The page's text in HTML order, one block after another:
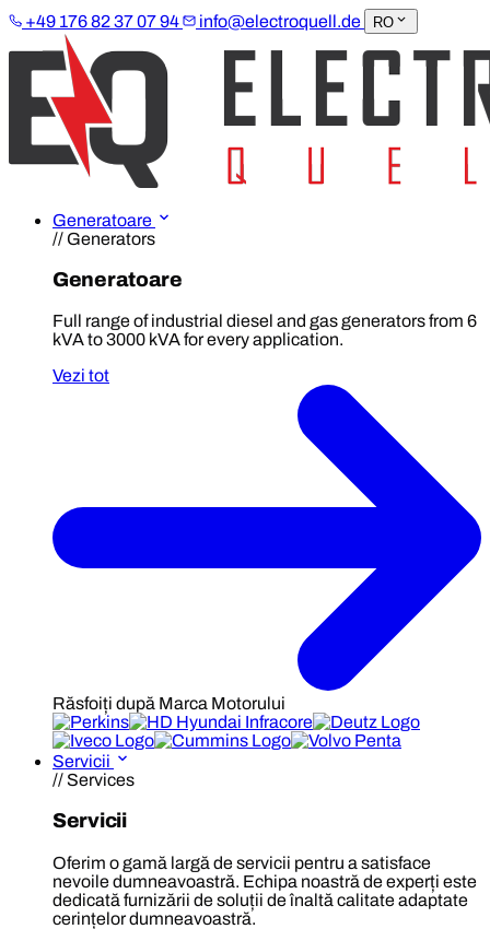
+49 176 82 37 07 94 info@electroquell.de RO
Generatoare
// Generators
Generatoare
Full range of industrial diesel and gas generators from 6
kVA to 3000 kVA for every application.
Vezi tot
Răsfoiți după Marca Motorului
Servicii
// Services
Servicii
Oferim o gamă largă de servicii pentru a satisface
nevoile dumneavoastră. Echipa noastră de experți este
dedicată furnizării de soluții de înaltă calitate adaptate
cerințelor dumneavoastră.